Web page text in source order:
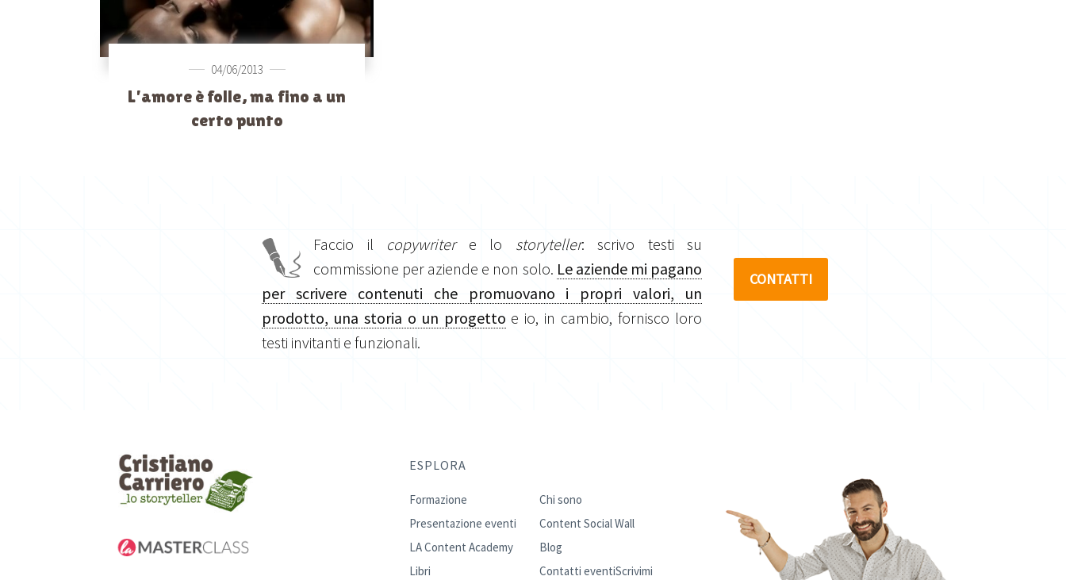
04/06/2013
L’amore è folle, ma fino a un
certo punto
Faccio il copywritere lo storyteller: scrivo testi su
commissione per aziende e non solo. Le aziende mi pagano
per scrivere contenuti che promuovano i propri valori, un
prodotto, una storia o un progetto e io, in cambio, fornisco loro
testi invitanti e funzionali.
CONTATTI
ESPLORA
Formazione
Presentazione eventi
LA Content Academy
Libri
Chi sono
Content Social Wall
Blog
Contatti eventiScrivimi